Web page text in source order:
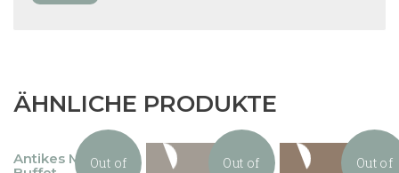
ÄHNLICHE PRODUKTE
Out of
Antikes Mini
Out of Out of